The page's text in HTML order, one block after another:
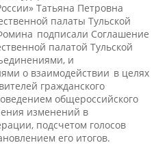
Татьяна Петровна
палаты Тульской
подписали Соглашение
палатой Тульской
и
о взаимодействии в целях
гражданского
общероссийского
изменений в
подсчетом голосов
его итогов.